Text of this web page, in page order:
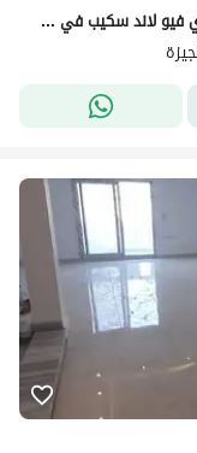
باقل سعر ايجار اي فيلا جاردن 280 م استلام فوري فيو لاند سكيب في كمبوند ماونتن فيو تشيل اوت بارك 6 اكتوبر mountain view chillout park 6 october